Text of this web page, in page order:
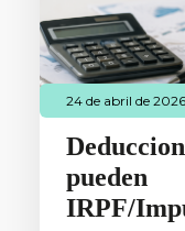
24 de abril de 2026
IRPF/